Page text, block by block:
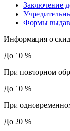
Заключение
Формы
Информация о
До 10 %
При повторном
До 10 %
При
До 20 %